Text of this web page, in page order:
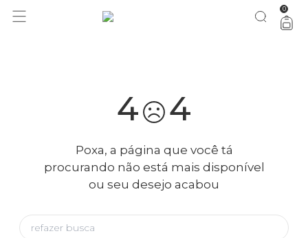
bazar FARM Rio: tudo 50% OFF 0
4 4
Poxa, a página que você tá
procurando não está mais disponível
ou seu desejo acabou